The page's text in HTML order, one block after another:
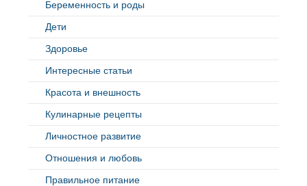
Беременность и роды
Дети
Здоровье
Интересные статьи
Красота и внешность
Кулинарные рецепты
Личностное развитие
Отношения и любовь
Правильное питание